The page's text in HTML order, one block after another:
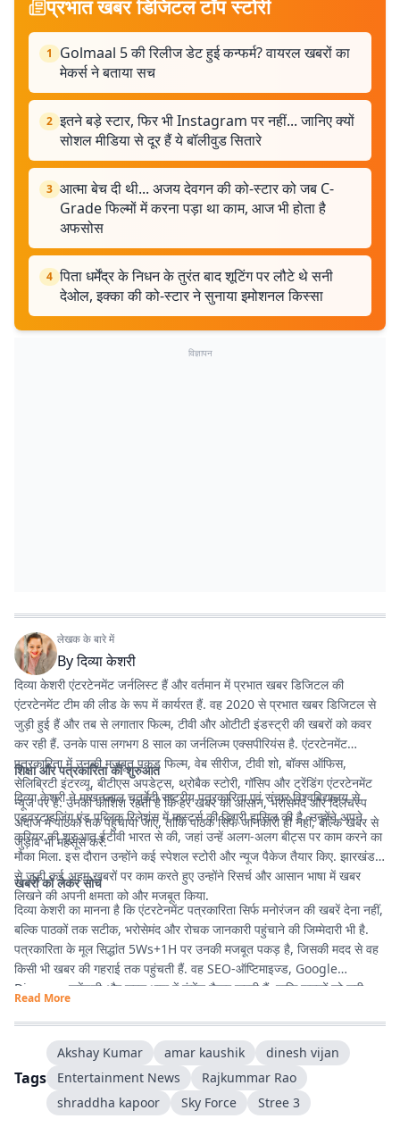
प्रभात खबर डिजिटल टॉप स्टोरी
1
Golmaal 5 की रिलीज डेट हुई कन्फर्म? वायरल खबरों का
मेकर्स ने बताया सच
2 इतने बड़े स्टार, फिर भी Instagram पर नहीं... जानिए क्यों
सोशल मीडिया से दूर हैं ये बॉलीवुड सितारे
3 आत्मा बेच दी थी... अजय देवगन की को-स्टार को जब C-
Grade फिल्मों में करना पड़ा था काम, आज भी होता है
अफसोस
4 पिता धर्मेंद्र के निधन के तुरंत बाद शूटिंग पर लौटे थे सनी
देओल, इक्का की को-स्टार ने सुनाया इमोशनल किस्सा
विज्ञापन
लेखक के बारे में
Byदिव्या केशरी
दिव्या केशरी एंटरटेनमेंट जर्नलिस्ट हैं और वर्तमान में प्रभात खबर डिजिटल की
एंटरटेनमेंट टीम की लीड के रूप में कार्यरत हैं. वह 2020 से प्रभात खबर डिजिटल से
जुड़ी हुई हैं और तब से लगातार फिल्म, टीवी और ओटीटी इंडस्ट्री की खबरों को कवर
कर रही हैं. उनके पास लगभग 8 साल का जर्नलिज्म एक्सपीरियंस है. एंटरटेनमेंट
पत्रकारिता में उनकी मजबूत पकड़ फिल्म, वेब सीरीज, टीवी शो, बॉक्स ऑफिस,
सेलिब्रिटी इंटरव्यू, बीटीएस अपडेट्स, थ्रोबैक स्टोरी, गॉसिप और ट्रेंडिंग एंटरटेनमेंट
न्यूज पर है. उनकी कोशिश रहती है कि हर खबर को आसान, भरोसेमंद और दिलचस्प
अंदाज में पाठकों तक पहुंचाया जाए, ताकि पाठक सिर्फ जानकारी ही नहीं, बल्कि खबर से
जुड़ाव भी महसूस करें.
शिक्षा और पत्रकारिता की शुरुआत
दिव्या केशरी ने माखनलाल चतुर्वेदी राष्ट्रीय पत्रकारिता एवं संचार विश्वविद्यालय से
एडवरटाइजिंग एंड पब्लिक रिलेशंस में मास्टर्स की डिग्री हासिल की है. उन्होंने अपने
करियर की शुरुआत ईटीवी भारत से की, जहां उन्हें अलग-अलग बीट्स पर काम करने का
मौका मिला. इस दौरान उन्होंने कई स्पेशल स्टोरी और न्यूज पैकेज तैयार किए. झारखंड
से जुड़ी कई अहम खबरों पर काम करते हुए उन्होंने रिसर्च और आसान भाषा में खबर
लिखने की अपनी क्षमता को और मजबूत किया.
खबरों को लेकर सोच
दिव्या केशरी का मानना है कि एंटरटेनमेंट पत्रकारिता सिर्फ मनोरंजन की खबरें देना नहीं,
बल्कि पाठकों तक सटीक, भरोसेमंद और रोचक जानकारी पहुंचाने की जिम्मेदारी भी है.
पत्रकारिता के मूल सिद्धांत 5Ws+1H पर उनकी मजबूत पकड़ है, जिसकी मदद से वह
किसी भी खबर की गहराई तक पहुंचती हैं. वह SEO-ऑप्टिमाइज्ड, Google
Discover फ्रेंडली और सरल भाषा में कंटेंट तैयार करती हैं, ताकि पाठकों को सही
जानकारी आसानी से मिले और उनका पढ़ने का अनुभव बेहतर हो.
Read More
Tags
Akshay Kumar amar kaushik
dinesh vijan
Entertainment News
Rajkummar Rao
shraddha kapoor
Sky Force Stree 3